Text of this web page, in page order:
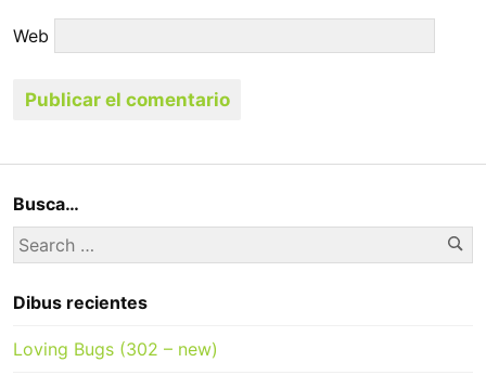
Web
Busca…
Search
for:
Dibus recientes
Loving Bugs (302 – new)